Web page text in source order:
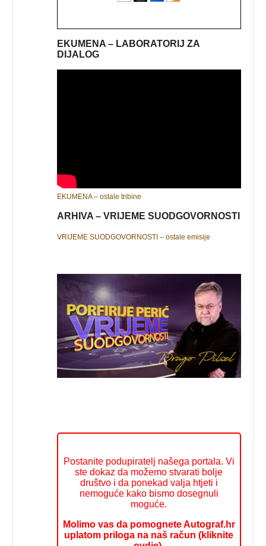
EKUMENA – LABORATORIJ ZA
DIJALOG
EKUMENA – ostale tribine
ARHIVA – VRIJEME SUODGOVORNOSTI
VRIJEME SUODGOVORNOSTI – ostale emisije
Postanite podupiratelj našega portala. Vi
ste dokaz da možemo stvarati bolje
društvo i da ponekad valja htjeti i
nemoguće kako bismo dosegnuli
moguće.
Molimo vas da pomognete Autograf.hr
uplatom priloga na naš račun (kliknite